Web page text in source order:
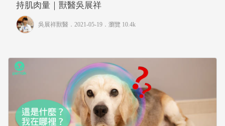
持肌肉量｜獸醫吳展祥
吳展祥獸醫 ．2021-05-19． 瀏覽 10.4k